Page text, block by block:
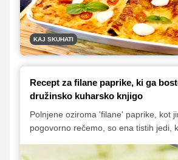
KAJ SKUHATI
Recept za filane paprike, ki ga
družinsko kuharsko knjigo
Polnjene oziroma 'filane' paprike, kot
pogovorno rečemo, so ena tistih jedi,
Predstavljamo vam klasičen recept,